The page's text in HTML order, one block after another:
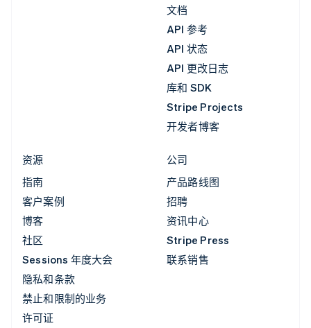
文档
API 参考
API 状态
API 更改日志
库和 SDK
Stripe Projects
开发者博客
资源
指南
客户案例
博客
社区
Sessions 年度大会
隐私和条款
禁止和限制的业务
许可证
公司
产品路线图
招聘
资讯中心
Stripe Press
联系销售